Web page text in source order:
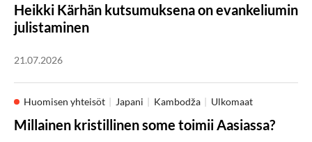
Heikki Kärhän kutsumuksena on evankeliumin
julistaminen
21.07.2026
Huomisen yhteisöt Japani Kambodža Ulkomaat
Millainen kristillinen some toimii Aasiassa?